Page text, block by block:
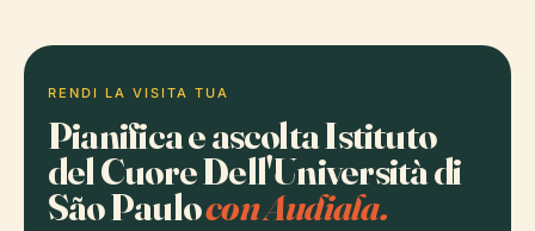
RENDI LA VISITA TUA
Pianifica e ascolta Istituto
del Cuore Dell'Università di
São Paulocon Audiala.